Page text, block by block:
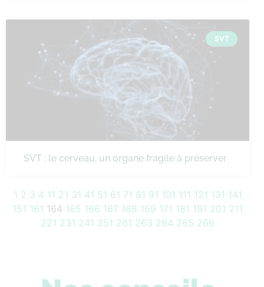
SVT
SVT : le cerveau, un organe fragile à préserver
1 2 3 4 11 21 31 41 51 61 71 81 91 101 111 121 131 141
151 161 164 165 166 167 168 169 171 181 191 201 211
221 231 241 251 261 263 264 265 266